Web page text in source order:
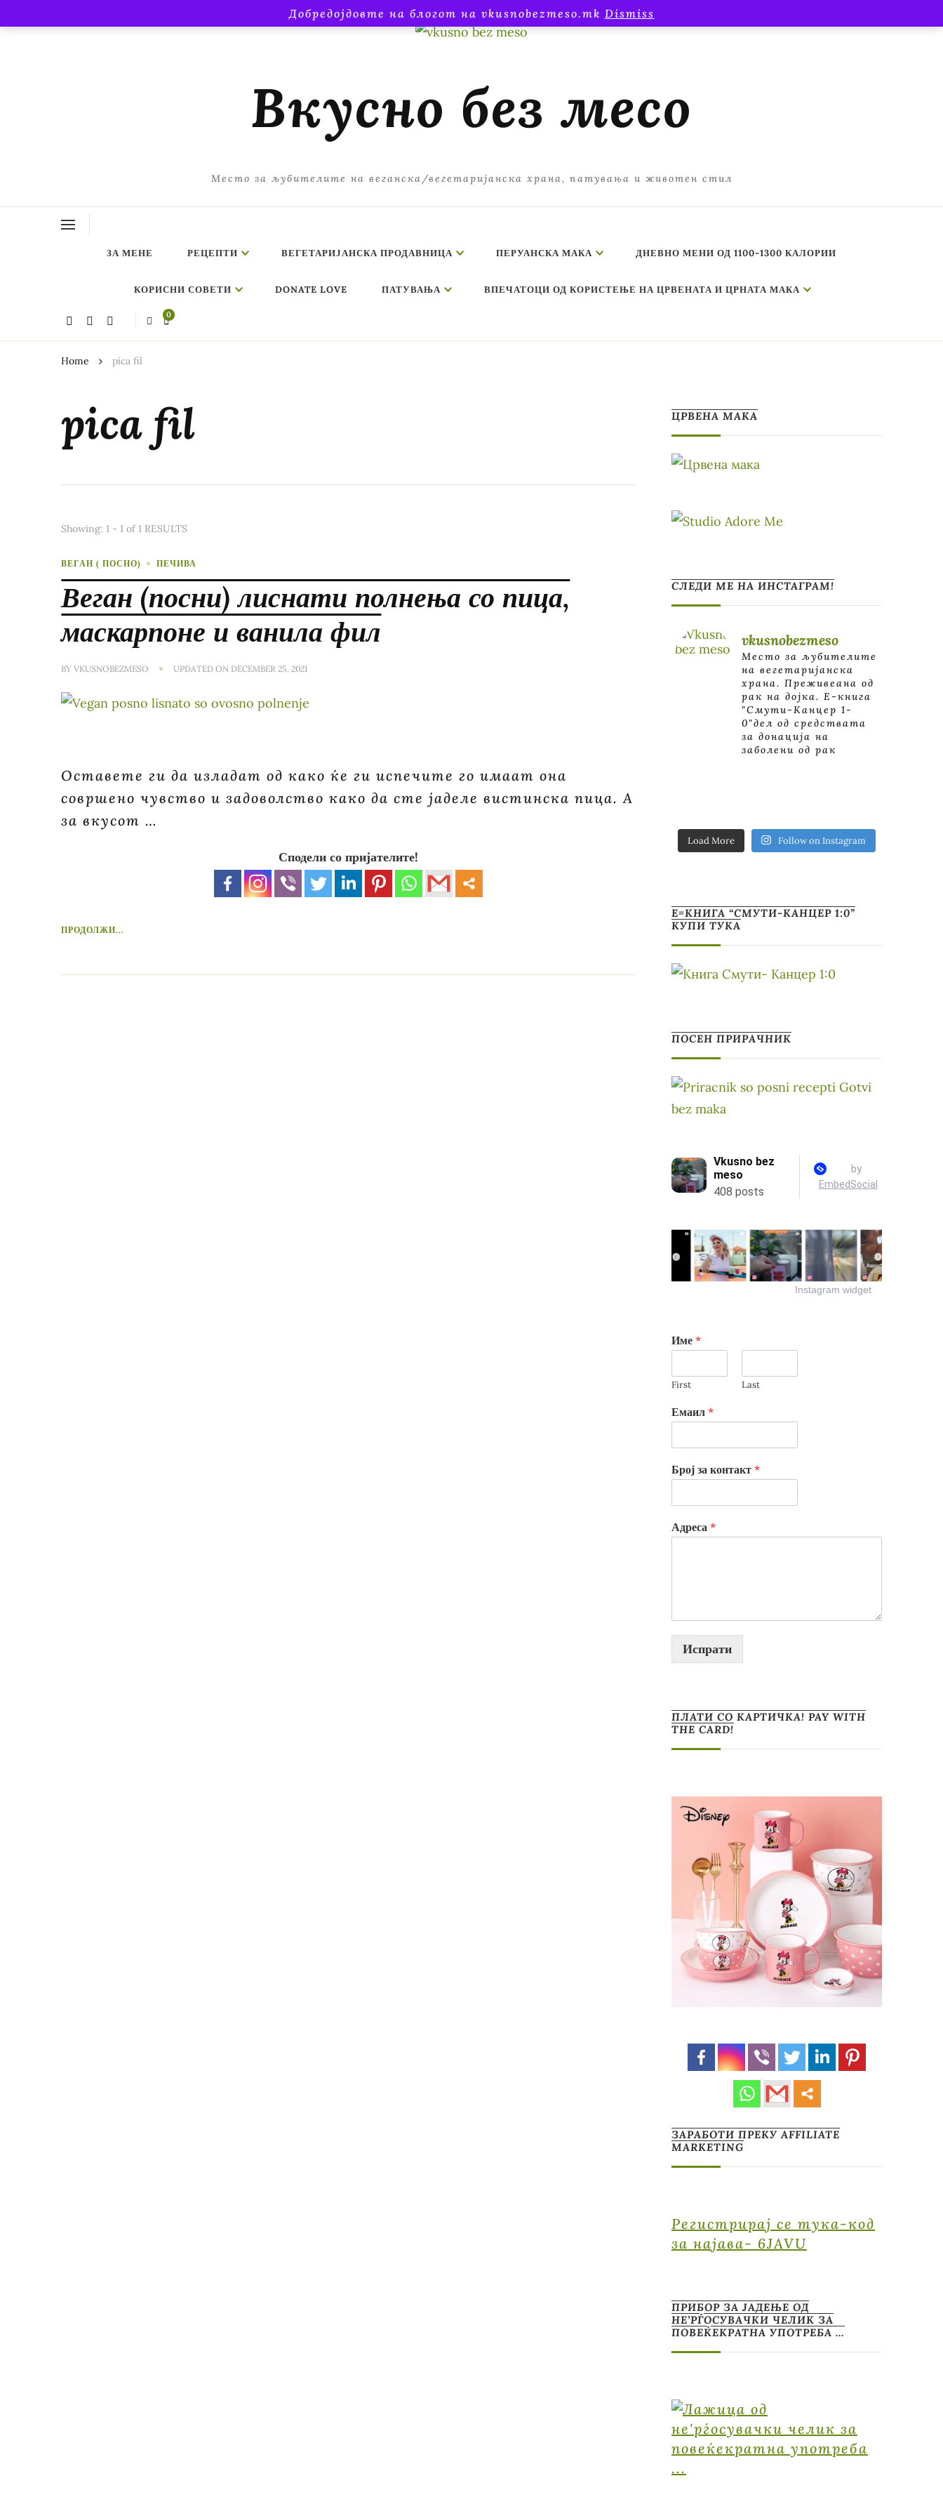
Добредојдовте на блогот на vkusnobezmeso.mk Dismiss
Вкусно без месо
Место за љубителите на веганска/вегетаријанска храна, патувања и животен стил
ЗА МЕНЕ РЕЦЕПТИ ВЕГЕТАРИЈАНСКА ПРОДАВНИЦА ПЕРУАНСКА МАКА ДНЕВНО МЕНИ ОД 1100-1300 КАЛОРИИ
КОРИСНИ СОВЕТИ DONATE LOVE ПАТУВАЊА ВПЕЧАТОЦИ ОД КОРИСТЕЊЕ НА ЦРВЕНАТА И ЦРНАТА МАКА
0
Home pica fil
pica fil
Showing: 1 - 1 of 1 RESULTS
ВЕГАН ( ПОСНО) ПЕЧИВА
Веган (посни) лиснати полнења со пица,
маскарпоне и ванила фил
BYVKUSNOBEZMESO UPDATED ON DECEMBER 25, 2021
Оставете ги да изладат од како ќе ги испечите го имаат она
совршено чувство и задоволство како да сте јаделе вистинска пица. А
за вкусот …
Сподели со пријателите!
ПРОДОЛЖИ...
ЦРВЕНА МАКА
СЛЕДИ МЕ НА ИНСТАГРАМ!
vkusnobezmeso
Место за љубителите
на вегетаријанска
храна. Преживеана од
рак на дојка. E-книга
"Смути-Канцер 1-
0"дел од средствата
за донација на
заболени од рак
Load More Follow on Instagram
Е=КНИГА “СМУТИ-КАНЦЕР 1:0”
КУПИ ТУКА
ПОСЕН ПРИРАЧНИК
Instagram widget
Име *
First Last
Емаил *
Број за контакт *
Адреса *
Испрати
ПЛАТИ СО КАРТИЧКА! PAY WITH
THE CARD!
ЗАРАБОТИ ПРЕКУ AFFILIATE
MARKETING
Регистрирај се тука-код
за најава- 6JAVU
ПРИБОР ЗА ЈАДЕЊЕ ОД
НЕ’РЃОСУВАЧКИ ЧЕЛИК ЗА
ПОВЕЌЕКРАТНА УПОТРЕБА …